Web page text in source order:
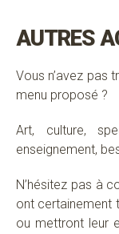
AUTRES
Vous n’avez pas
menu proposé ?
Art, culture,
enseignement,
N’hésitez pas à
ont certainement
ou mettront leur